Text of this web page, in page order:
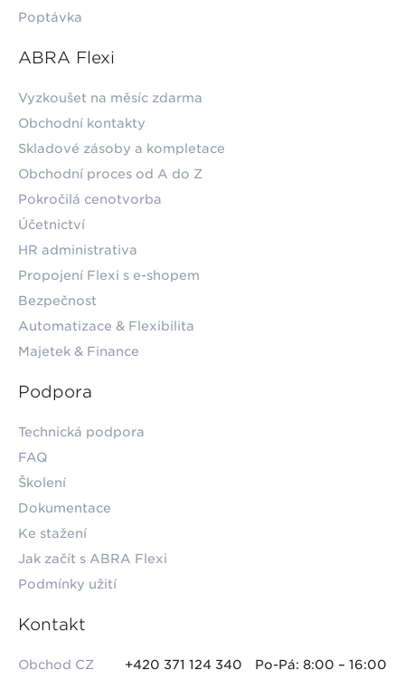
Poptávka
ABRA Flexi
Vyzkoušet na měsíc zdarma
Obchodní kontakty
Skladové zásoby a kompletace
Obchodní proces od A do Z
Pokročilá cenotvorba
Účetnictví
HR administrativa
Propojení Flexi s e-shopem
Bezpečnost
Automatizace & Flexibilita
Majetek & Finance
Podpora
Technická podpora
FAQ
Školení
Dokumentace
Ke stažení
Jak začít s ABRA Flexi
Podmínky užití
Kontakt
Obchod CZ +420 371 124 340 Po-Pá: 8:00 – 16:00